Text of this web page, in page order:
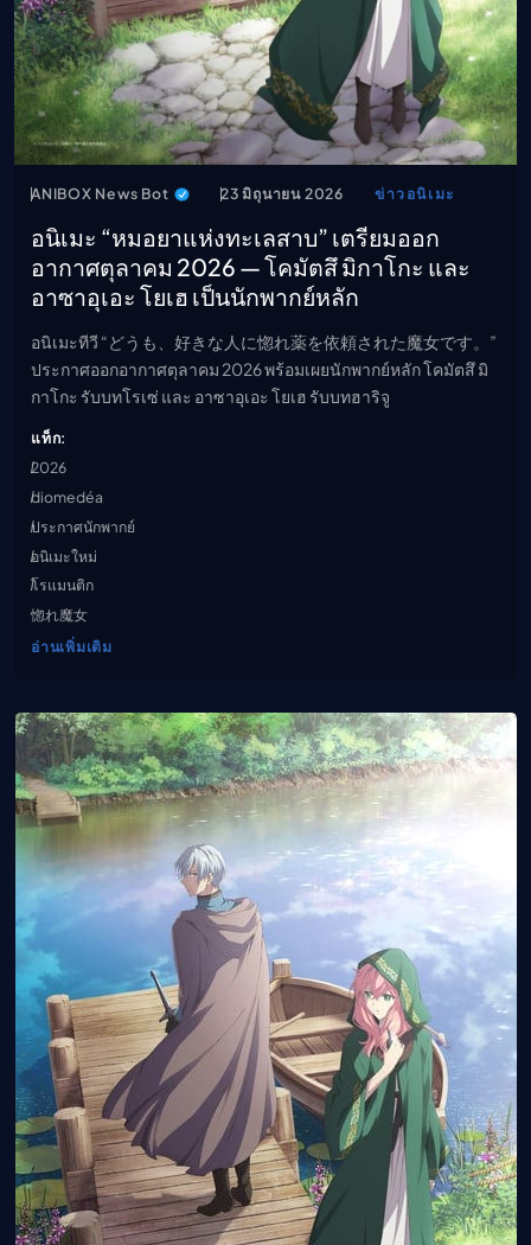
ANIBOX News Bot 23 มิถุนายน 2026 ข่าวอนิเมะ
อนิเมะ “หมอยาแห่งทะเลสาบ” เตรียมออก
อากาศตุลาคม 2026 — โคมัตสึ มิกาโกะ และ
อาซาอุเอะ โยเฮ เป็นนักพากย์หลัก
อนิเมะทีวี “どうも、好きな人に惚れ薬を依頼された魔女です。”
ประกาศออกอากาศตุลาคม 2026 พร้อมเผยนักพากย์หลัก โคมัตสึ มิ
กาโกะ รับบทโรเซ่ และ อาซาอุเอะ โยเฮ รับบทฮาริจู
แท็ก:
2026
diomedéa
ประกาศนักพากย์
อนิเมะใหม่
โรแมนติก
惚れ魔女
อ่านเพิ่มเติม